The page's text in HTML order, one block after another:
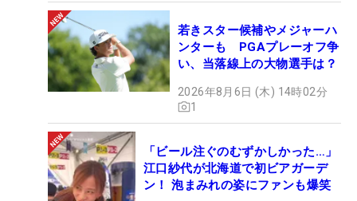
若きスター候補やメジャーハ
ンターも PGAプレーオフ争
い、当落線上の大物選手は？
2026年8月6日 (木) 14時02分
1
「ビール注ぐのむずかしかった…」
江口紗代が北海道で初ビアガーデ
ン！ 泡まみれの姿にファンも爆笑